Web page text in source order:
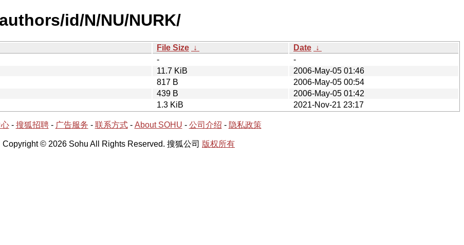
id/N/NU/NURK/
File Size ↓ Date ↓
-
-
11.7 KiB
2006-May-05 01:46
817 B
2006-May-05 00:54
439 B
2006-May-05 01:42
1.3 KiB 2021-Nov-21 23:17
- 搜狐招聘- 广告服务 - 联系方式- About SOHU - 公司介绍 - 隐私政策
Copyright © 2026 Sohu All Rights Reserved. 搜狐公司 版权所有